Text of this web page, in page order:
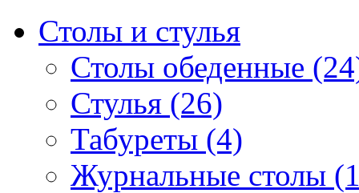
Столы и стулья
Столы обеденные
Стулья (26)
Табуреты (4)
Журнальные столы